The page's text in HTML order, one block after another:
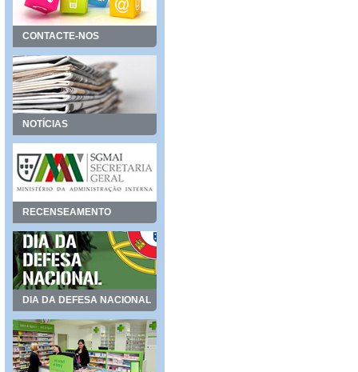
CONTACTE-NOS
NOTÍCIAS
RECENSEAMENTO
DIA DA DEFESA NACIONAL